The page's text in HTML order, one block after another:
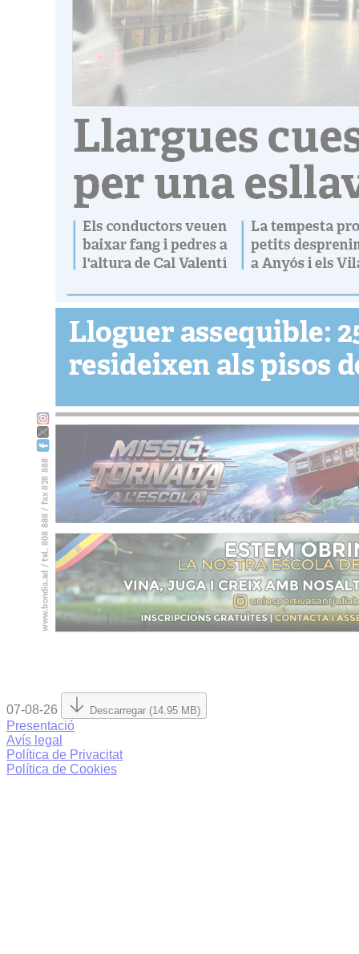
07-08-26 Descarregar (14.95 MB)
Presentació
Avís legal
Política de Privacitat
Política de Cookies